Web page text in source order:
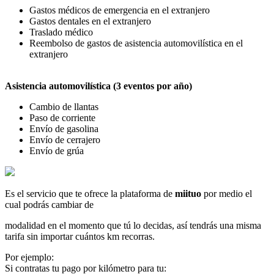
Gastos médicos de emergencia en el extranjero
Gastos dentales en el extranjero
Traslado médico
Reembolso de gastos de asistencia automovilística en el
extranjero
Asistencia automovilística (3 eventos por año)
Cambio de llantas
Paso de corriente
Envío de gasolina
Envío de cerrajero
Envío de grúa
Es el servicio que te ofrece la plataforma de miituo por medio el
cual podrás cambiar de
modalidad en el momento que tú lo decidas, así tendrás una misma
tarifa sin importar cuántos km recorras.
Por ejemplo:
Si contratas tu pago por kilómetro para tu: